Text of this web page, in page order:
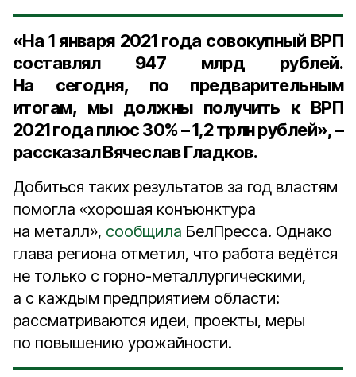
«На 1 января 2021 года совокупный ВРП
составлял947 млрд рублей.
На сегодня, по предварительным
итогам, мы должны получить к ВРП
2021 года плюс 30% –1,2 трлн рублей», –
рассказал Вячеслав Гладков.
Добиться таких результатов за год властям
помогла «хорошая конъюнктура
на металл», сообщила БелПресса. Однако
глава региона отметил, что работа ведётся
не только с горно-металлургическими,
а с каждым предприятием области:
рассматриваются идеи, проекты, меры
по повышению урожайности.